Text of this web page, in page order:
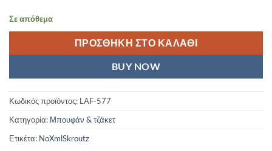
Σε απόθεμα
ΠΡΟΣΘΉΚΗ ΣΤΟ ΚΑΛΆΘΙ
BUY NOW
Κωδικός προϊόντος: LAF-577
Κατηγορία: Μπουφάν & τζάκετ
Ετικέτα: NoXmlSkroutz